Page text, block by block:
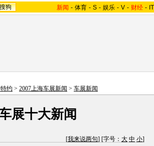
狗 新闻 - 体育 - S - 娱乐 - V - 财经 - IT
约 > 2007上海车展新闻 > 车展新闻
展十大新闻
[我来说两句] [字号： 大 中 小]